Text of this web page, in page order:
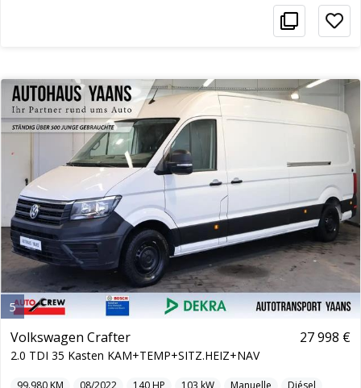
5
Volkswagen Crafter
2.0 TDI 35 Kasten KAM+TEMP+SITZ.HEIZ+NAV
27 998 €
99.980KM 08/2022 140HP 103 kW Manuelle Diésel